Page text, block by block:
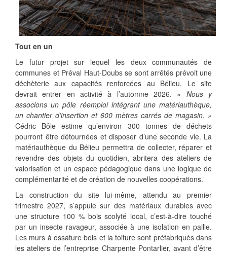
Tout en un
Le futur projet sur lequel les deux communautés de
communes et Préval Haut-Doubs se sont arrêtés prévoit une
déchèterie aux capacités renforcées au Bélieu. Le site
devrait entrer en activité à l’automne 2026. « Nous y
associons un pôle réemploi intégrant une matériauthèque,
un chantier d’insertion et 600 mètres carrés de magasin. »
Cédric Bôle estime qu’environ 300 tonnes de déchets
pourront être détournées et disposer d’une seconde vie. La
matériauthèque du Bélieu permettra de collecter, réparer et
revendre des objets du quotidien, abritera des ateliers de
valorisation et un espace pédagogique dans une logique de
complémentarité et de création de nouvelles coopérations.
La construction du site lui-même, attendu au premier
trimestre 2027, s’appuie sur des matériaux durables avec
une structure 100 % bois scolyté local, c’est-à-dire touché
par un insecte ravageur, associée à une isolation en paille.
Les murs à ossature bois et la toiture sont préfabriqués dans
les ateliers de l’entreprise Charpente Pontarlier, avant d’être